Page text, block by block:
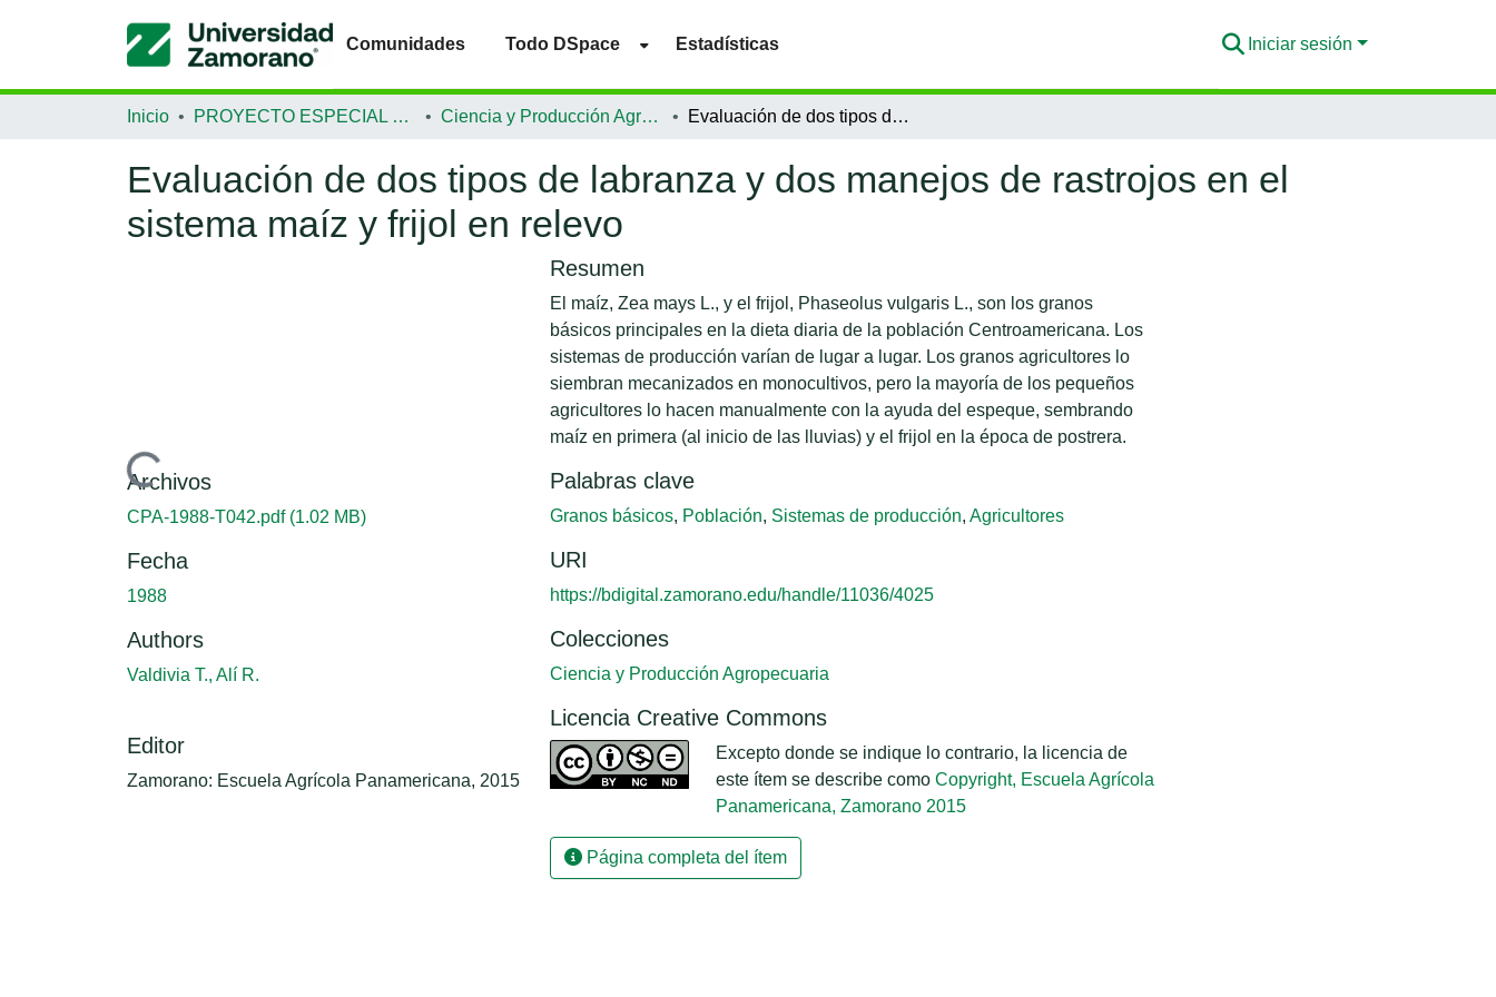
Comunidades Todo DSpace Estadísticas Iniciar sesión
Inicio PROYECTO ESPECIAL DE GRADUACIÓN Ciencia y Producción Agropecuaria Evaluación de dos tipos de labranza y dos manejos de rastrojos en el sistema maíz y frijol en relevo
Evaluación de dos tipos de labranza y dos manejos de rastrojos en el
sistema maíz y frijol en relevo
Cargando...
Archivos
CPA-1988-T042.pdf (1.02 MB)
Fecha
1988
Authors
Valdivia T., Alí R.
Editor
Zamorano: Escuela Agrícola Panamericana, 2015
Resumen
El maíz, Zea mays L., y el frijol, Phaseolus vulgaris L., son los granos
básicos principales en la dieta diaria de la población Centroamericana. Los
sistemas de producción varían de lugar a lugar. Los granos agricultores lo
siembran mecanizados en monocultivos, pero la mayoría de los pequeños
agricultores lo hacen manualmente con la ayuda del espeque, sembrando
maíz en primera (al inicio de las lluvias) y el frijol en la época de postrera.
Palabras clave
Granos básicos, Población, Sistemas de producción, Agricultores
URI
https://bdigital.zamorano.edu/handle/11036/4025
Colecciones
Ciencia y Producción Agropecuaria
Licencia Creative Commons
Excepto donde se indique lo contrario, la licencia de
este ítem se describe como Copyright, Escuela Agrícola
Panamericana, Zamorano 2015
Página completa del ítem